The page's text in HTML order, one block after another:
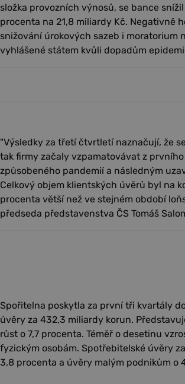
složka provozních výnosů, se bance
procenta na 21,8 miliardy Kč. Negativně
snižování úrokových sazeb i moratorium
vyhlášené státem kvůli dopadům
"Výsledky za třetí čtvrtletí naznačují, že
tak firmy začaly vzpamatovávat z prvního
způsobeného pandemií a následným
Celkový objem klientských úvěrů byl na
procenta větší než ve stejném období
předseda představenstva ČS Tomáš
Spořitelna poskytla za první tři kvartály
úvěry za 432,3 miliardy korun.
růst o 7,7 procenta. Téměř o desetinu
fyzickým osobám. Spotřebitelské úvěry
3,8 procenta a úvěry malým podnikům o